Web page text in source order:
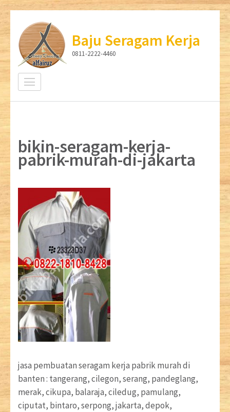
konten
(Tekan
Enter)
Baju Seragam Kerja
0811-2222-4460
bikin-seragam-kerja-
pabrik-murah-di-jakarta
jasa pembuatan seragam kerja pabrik murah di
banten : tangerang, cilegon, serang, pandeglang,
merak, cikupa, balaraja, ciledug, pamulang,
ciputat, bintaro, serpong, jakarta, depok,